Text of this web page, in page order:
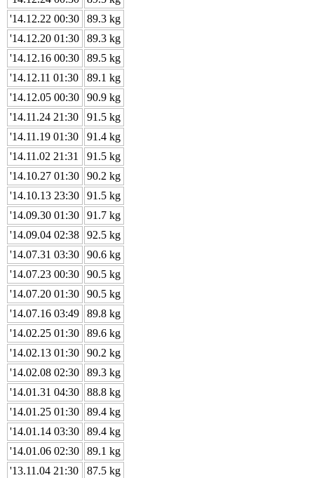
'14.12.22 00:30
89.3 kg
'14.12.20 01:30
89.3 kg
'14.12.16 00:30
89.5 kg
'14.12.11 01:30
89.1 kg
'14.12.05 00:30
90.9 kg
'14.11.24 21:30
91.5 kg
'14.11.19 01:30
91.4 kg
'14.11.02 21:31
91.5 kg
'14.10.27 01:30
90.2 kg
'14.10.13 23:30
91.5 kg
'14.09.30 01:30
91.7 kg
'14.09.04 02:38
92.5 kg
'14.07.31 03:30
90.6 kg
'14.07.23 00:30
90.5 kg
'14.07.20 01:30
90.5 kg
'14.07.16 03:49
89.8 kg
'14.02.25 01:30
89.6 kg
'14.02.13 01:30
90.2 kg
'14.02.08 02:30
89.3 kg
'14.01.31 04:30
88.8 kg
'14.01.25 01:30
89.4 kg
'14.01.14 03:30
89.4 kg
'14.01.06 02:30
89.1 kg
'13.11.04 21:30
87.5 kg